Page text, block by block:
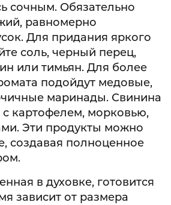
сочным. Обязательно
равномерно
Для придания яркого
соль, черный перец,
или тимьян. Для более
подойдут медовые,
маринады. Свинина
с картофелем, морковью,
Эти продукты можно
создавая полноценное
в духовке, готовится
зависит от размера